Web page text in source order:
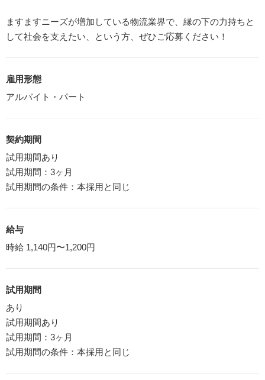
ますますニーズが増加している物流業界で、縁の下の力持ちと
して社会を支えたい、という方、ぜひご応募ください！
雇用形態
アルバイト・パート
契約期間
試用期間あり
試用期間：3ヶ月
試用期間の条件：本採用と同じ
給与
時給 1,140円〜1,200円
試用期間
あり
試用期間あり
試用期間：3ヶ月
試用期間の条件：本採用と同じ